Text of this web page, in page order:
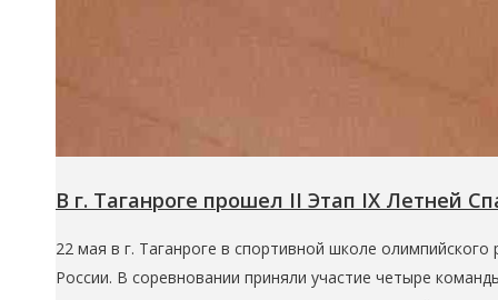
В г. Таганроге прошел II Этап IX Летней
22 мая в г. Таганроге в спортивной школе
России. В соревновании приняли участие четыре